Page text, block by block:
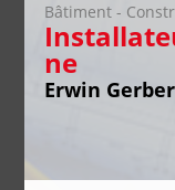
Bâtiment -
ne
Erwin